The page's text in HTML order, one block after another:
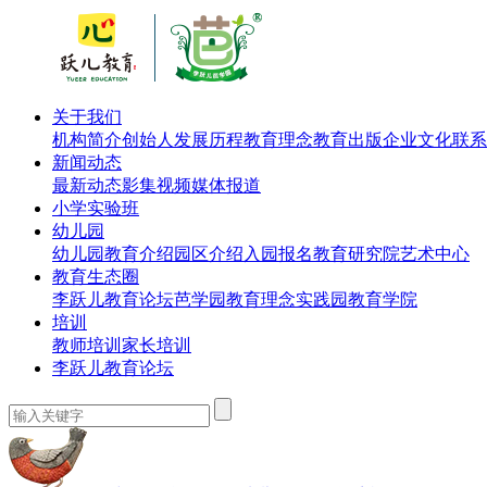
关于我们
机构简介创始人 发展历程教育理念教育出版企业文化联
新闻动态
最新动态影集视频媒体报道
小学实验班
幼儿园
幼儿园教育介绍园区介绍 入园报名教育研究院艺术中心
教育生态圈
李跃儿教育论坛芭学园教育理念实践园教育学院
培训
教师培训 家长培训
李跃儿教育论坛